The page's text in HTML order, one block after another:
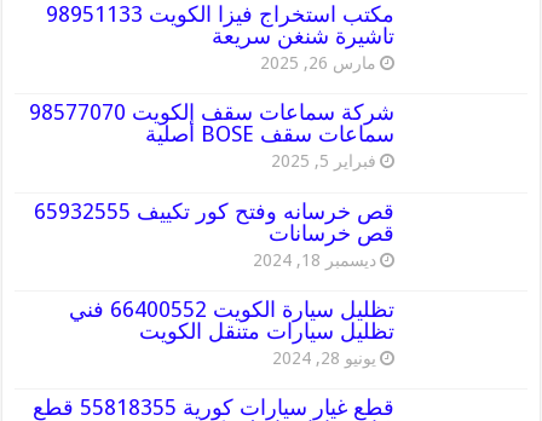
مكتب استخراج فيزا الكويت 98951133
تاشيرة شنغن سريعة
مارس 26, 2025
شركة سماعات سقف الكويت 98577070
سماعات سقف BOSE أصلية
فبراير 5, 2025
قص خرسانه وفتح كور تكييف 65932555
قص خرسانات
ديسمبر 18, 2024
تظليل سيارة الكويت 66400552 فني
تظليل سيارات متنقل الكويت
يونيو 28, 2024
قطع غيار سيارات كورية 55818355 قطع